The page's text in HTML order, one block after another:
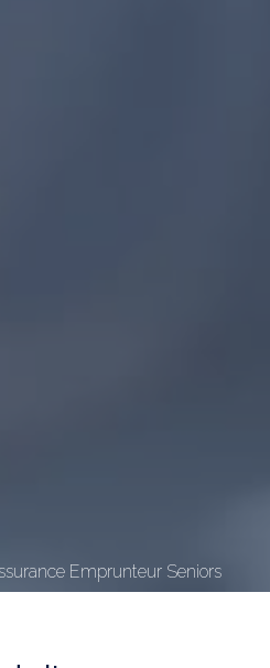
Emprunteur Seniors